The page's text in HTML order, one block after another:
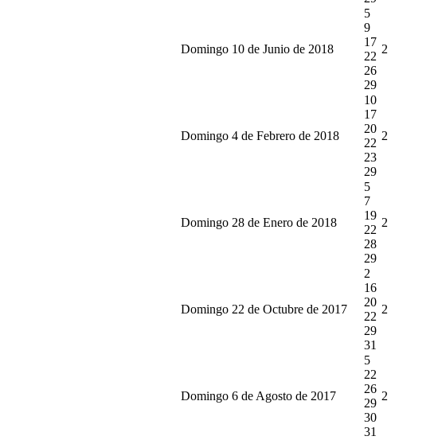
Domingo 10 de Junio de 2018
5
9
17
22
26
29
2
Domingo 4 de Febrero de 2018
10
17
20
22
23
29
2
Domingo 28 de Enero de 2018
5
7
19
22
28
29
2
Domingo 22 de Octubre de 2017
2
16
20
22
29
31
2
Domingo 6 de Agosto de 2017
5
22
26
29
30
31
2